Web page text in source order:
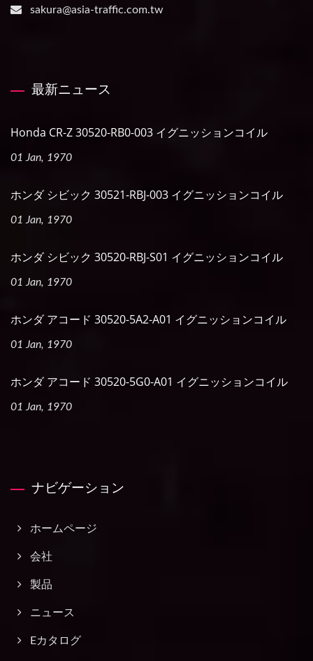
sakura@asia-traffic.com.tw
最新ニュース
Honda CR-Z 30520-RB0-003 イグニッションコイル
01 Jan, 1970
ホンダ シビック 30521-RBJ-003 イグニッションコイル
01 Jan, 1970
ホンダ シビック 30520-RBJ-S01 イグニッションコイル
01 Jan, 1970
ホンダ アコード 30520-5A2-A01 イグニッションコイル
01 Jan, 1970
ホンダ アコード 30520-5G0-A01 イグニッションコイル
01 Jan, 1970
ナビゲーション
ホームページ
会社
製品
ニュース
Eカタログ